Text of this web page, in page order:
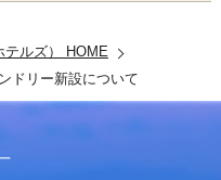
テルズ） HOME
ドリー新設について